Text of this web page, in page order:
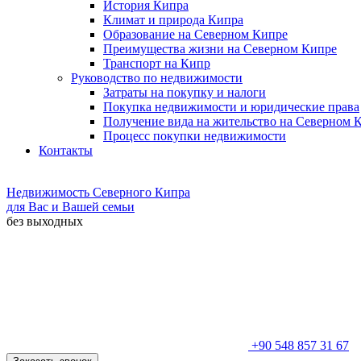
История Кипра
Климат и природа Кипра
Образование на Северном Кипре
Преимущества жизни на Северном Кипре
Транспорт на Кипр
Руководство по недвижимости
Затраты на покупку и налоги
Покупка недвижимости и юридические права
Получение вида на жительство на Северном
Процесс покупки недвижимости
Контакты
Недвижимость Северного Кипра
для Вас и Вашей семьи
без выходных
+90 548 857 31 67